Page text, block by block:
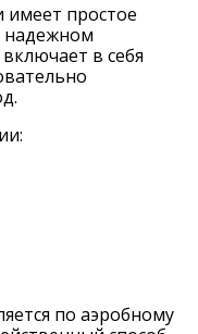
простое
надежном
в себя
по аэробному